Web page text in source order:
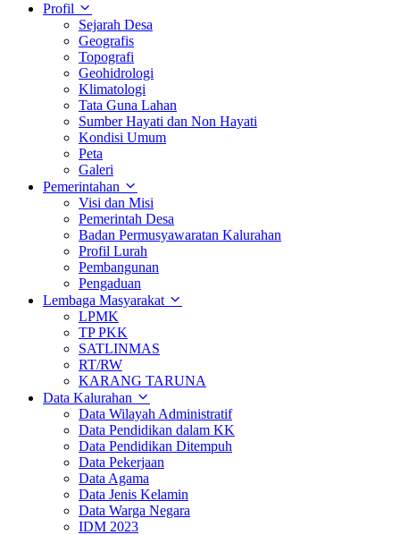
Profil
Sejarah Desa
Geografis
Topografi
Geohidrologi
Klimatologi
Tata Guna Lahan
Sumber Hayati dan Non Hayati
Kondisi Umum
Peta
Galeri
Pemerintahan
Visi dan Misi
Pemerintah Desa
Badan Permusyawaratan Kalurahan
Profil Lurah
Pembangunan
Pengaduan
Lembaga Masyarakat
LPMK
TP PKK
SATLINMAS
RT/RW
KARANG TARUNA
Data Kalurahan
Data Wilayah Administratif
Data Pendidikan dalam KK
Data Pendidikan Ditempuh
Data Pekerjaan
Data Agama
Data Jenis Kelamin
Data Warga Negara
IDM 2023